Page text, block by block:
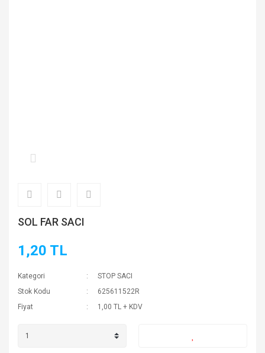
SOL FAR SACI
1,20 TL
Kategori
STOP SACI
Stok Kodu
625611522R
Fiyat
1,00 TL + KDV